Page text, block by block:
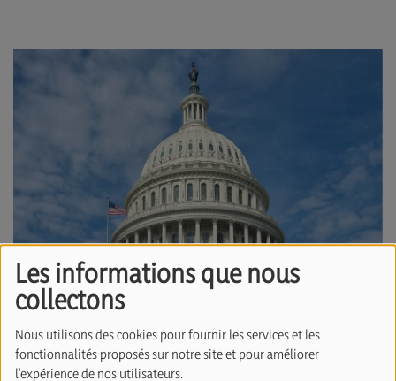
Les informations que nous
collectons
Nous utilisons des cookies pour fournir les services et les
fonctionnalités proposés sur notre site et pour améliorer
l'expérience de nos utilisateurs.
14 mai 2026
Israël et le Liban entament aujourd’hui un